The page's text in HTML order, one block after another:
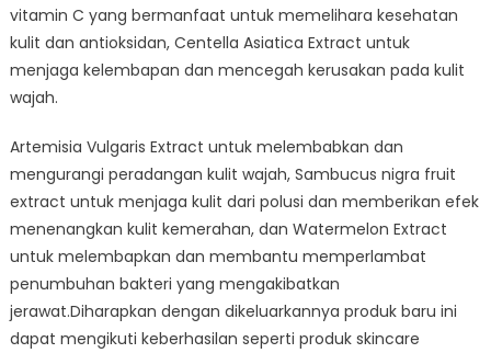
vitamin C yang bermanfaat untuk memelihara kesehatan
kulit dan antioksidan, Centella Asiatica Extract untuk
menjaga kelembapan dan mencegah kerusakan pada kulit
wajah.
Artemisia Vulgaris Extract untuk melembabkan dan
mengurangi peradangan kulit wajah, Sambucus nigra fruit
extract untuk menjaga kulit dari polusi dan memberikan efek
menenangkan kulit kemerahan, dan Watermelon Extract
untuk melembapkan dan membantu memperlambat
penumbuhan bakteri yang mengakibatkan
jerawat.Diharapkan dengan dikeluarkannya produk baru ini
dapat mengikuti keberhasilan seperti produk skincare